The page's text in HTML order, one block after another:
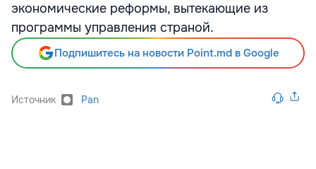
экономические реформы, вытекающие из
программы управления страной.
Подпишитесь на новости Point.md в Google
Источник Pan